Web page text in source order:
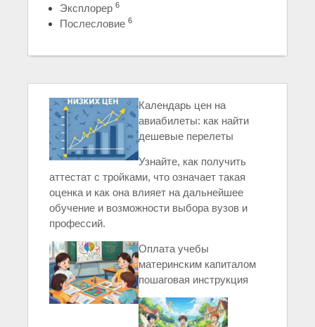
Эксплорер 6
Послесловие 6
Календарь цен на
авиабилеты: как найти
дешевые перелеты
Узнайте, как получить
аттестат с тройками, что означает такая
оценка и как она влияет на дальнейшее
обучение и возможности выбора вузов и
профессий.
Оплата учебы
материнским капиталом
пошаговая инструкция